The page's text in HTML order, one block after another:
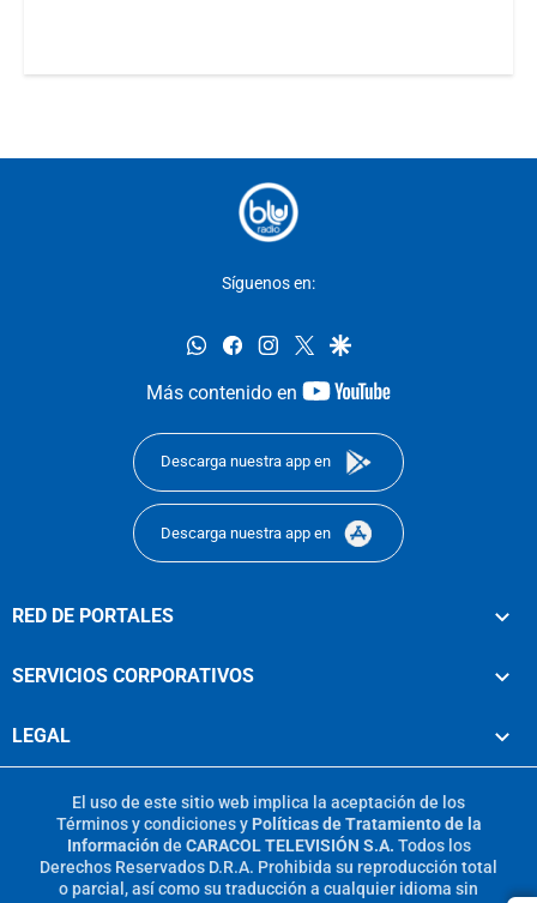
Síguenos en:
whatsappfacebookinstagram
twittergoogle
Más contenido en
youtube-
Descarga nuestra app en
Descarga nuestra app en
RED DE PORTALES
SERVICIOS CORPORATIVOS
LEGAL
El uso de este sitio web implica la aceptación de los
Términos y condicionesy Políticas de Tratamiento de la
Información de CARACOL TELEVISIÓN S.A. Todos los
Derechos Reservados D.R.A. Prohibida su reproducción total
o parcial, así como su traducción a cualquier idioma sin